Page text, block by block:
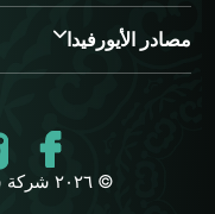
مصادر الأيورفيدا
© ٢٠٢٦ شركة سيدهي يوغا الدولية المحدودة